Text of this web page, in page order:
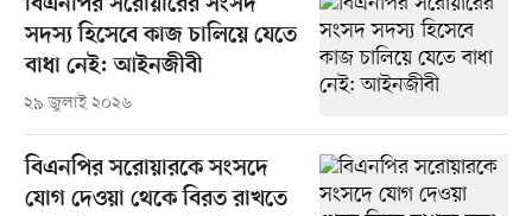
বিএনপির সরোয়ারের সংসদ
সদস্য হিসেবে কাজ চালিয়ে যেতে
বাধা নেই: আইনজীবী
২৯ জুলাই ২০২৬
বিএনপির সরোয়ারকে সংসদে
যোগ দেওয়া থেকে বিরত রাখতে